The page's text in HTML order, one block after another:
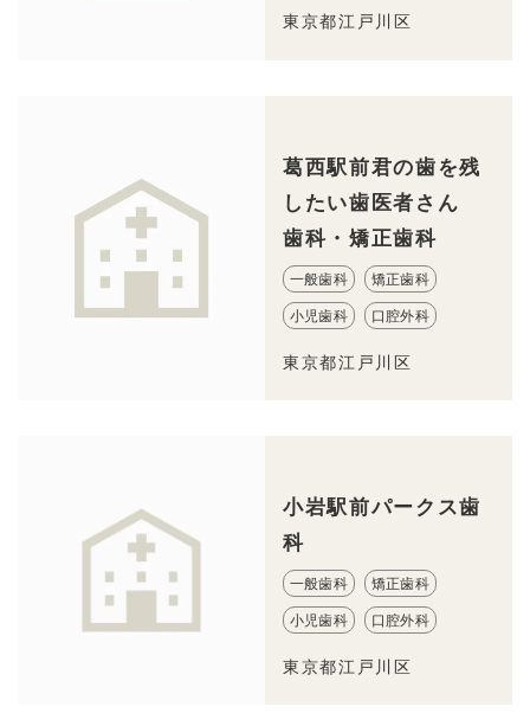
東京都江戸川区
葛西駅前君の歯を残
したい歯医者さん
歯科・矯正歯科
一般歯科 矯正歯科
小児歯科 口腔外科
東京都江戸川区
小岩駅前パークス歯
科
一般歯科 矯正歯科
小児歯科 口腔外科
東京都江戸川区